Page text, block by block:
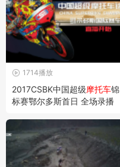
1714播放
2017CSBK中国超级摩托车锦
标赛鄂尔多斯首日 全场录播